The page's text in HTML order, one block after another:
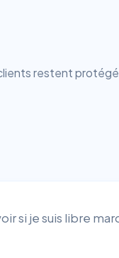
restent
si je suis libre